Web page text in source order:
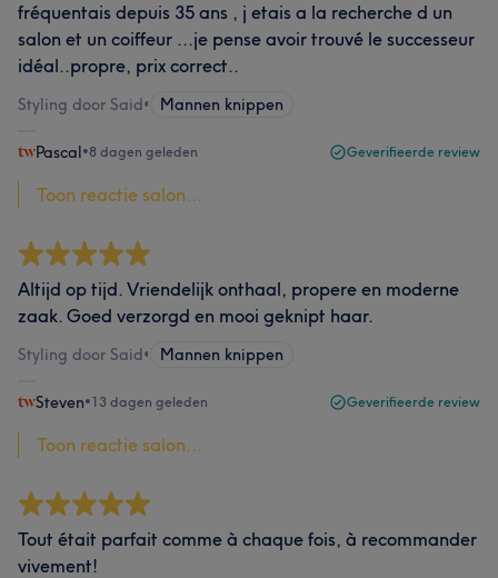
fréquentais depuis 35 ans , j etais a la recherche d un
salon et un coiffeur ...je pense avoir trouvé le successeur
idéal..propre, prix correct..
Styling door Said• Mannen knippen
Pascal•8 dagen geleden Geverifieerde review
Toon reactie salon...
Altijd op tijd. Vriendelijk onthaal, propere en moderne
zaak. Goed verzorgd en mooi geknipt haar.
Styling door Said• Mannen knippen
Steven•13 dagen geleden Geverifieerde review
Toon reactie salon...
Tout était parfait comme à chaque fois, à recommander
vivement!